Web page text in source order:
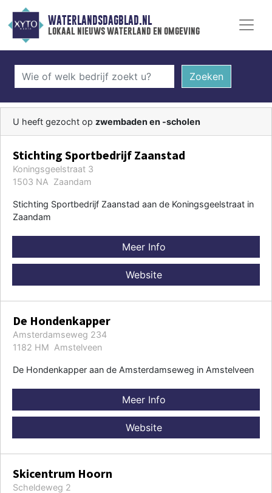
WATERLANDSDAGBLAD.NL
lokaal nieuws waterland en omgeving
Zoeken
U heeft gezocht op zwembaden en -scholen
Stichting Sportbedrijf Zaanstad
Koningsgeelstraat 3
1503 NA Zaandam
Stichting Sportbedrijf Zaanstad aan de Koningsgeelstraat in
Zaandam
Meer Info
Website
De Hondenkapper
Amsterdamseweg 234
1182 HM Amstelveen
De Hondenkapper aan de Amsterdamseweg in Amstelveen
Meer Info
Website
Skicentrum Hoorn
Scheldeweg 2